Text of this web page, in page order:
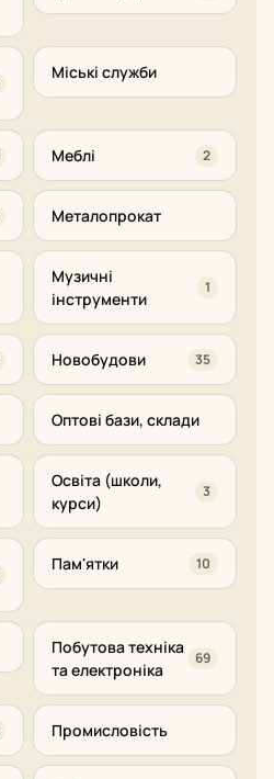
Міські служби
Меблі 2
Металопрокат
Музичні
інструменти
1
Новобудови 35
Оптові бази, склади
Освіта (школи,
курси)
3
Пам'ятки 10
Побутова техніка
та електроніка
69
Промисловість